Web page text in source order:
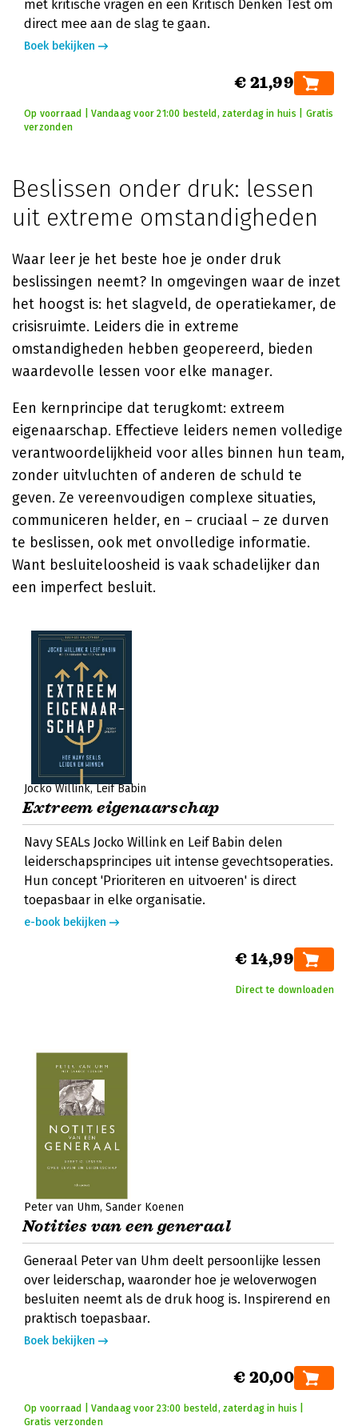
met kritische vragen en een Kritisch Denken Test om
direct mee aan de slag te gaan.
Boek bekijken
€ 21,99
Op voorraad | Vandaag voor 21:00 besteld, zaterdag in huis | Gratis
verzonden
Beslissen onder druk: lessen
uit extreme omstandigheden
Waar leer je het beste hoe je onder druk
beslissingen neemt? In omgevingen waar de inzet
het hoogst is: het slagveld, de operatiekamer, de
crisisruimte. Leiders die in extreme
omstandigheden hebben geopereerd, bieden
waardevolle lessen voor elke manager.
Een kernprincipe dat terugkomt: extreem
eigenaarschap. Effectieve leiders nemen volledige
verantwoordelijkheid voor alles binnen hun team,
zonder uitvluchten of anderen de schuld te
geven. Ze vereenvoudigen complexe situaties,
communiceren helder, en – cruciaal – ze durven
te beslissen, ook met onvolledige informatie.
Want besluiteloosheid is vaak schadelijker dan
een imperfect besluit.
Jocko Willink Leif Babin
Extreem eigenaarschap
Navy SEALs Jocko Willink en Leif Babin delen
leiderschapsprincipes uit intense gevechtsoperaties.
Hun concept 'Prioriteren en uitvoeren' is direct
toepasbaar in elke organisatie.
e-book bekijken
€ 14,99
Direct te downloaden
Peter van Uhm Sander Koenen
Notities van een generaal
Generaal Peter van Uhm deelt persoonlijke lessen
over leiderschap, waaronder hoe je weloverwogen
besluiten neemt als de druk hoog is. Inspirerend en
praktisch toepasbaar.
Boek bekijken
€ 20,00
Op voorraad | Vandaag voor 23:00 besteld, zaterdag in huis |
Gratis verzonden